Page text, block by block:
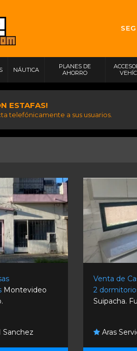
NÁUTICA
PLANES DE
AHORRO
ESTAFAS!
telefónicamente a sus usuarios.
Montevideo
Sanchez
Venta de
2
Suipacha.
Aras